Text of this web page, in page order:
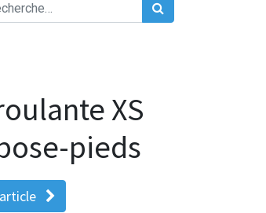
XS
pieds